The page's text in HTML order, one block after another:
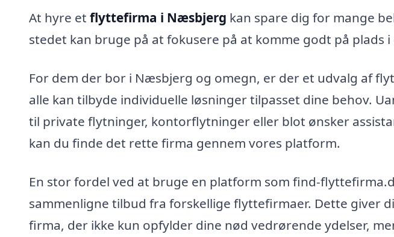
At hyre et flyttefirma i Næsbjerg kan spare dig for mange
stedet kan bruge på at fokusere på at komme godt på plads i
For dem der bor i Næsbjerg og omegn, er der et udvalg af
alle kan tilbyde individuelle løsninger tilpasset dine behov.
til private flytninger, kontorflytninger eller blot ønsker
kan du finde det rette firma gennem vores platform.
En stor fordel ved at bruge en platform som find-
sammenligne tilbud fra forskellige flyttefirmaer. Dette giver
firma, der ikke kun opfylder dine nød vedrørende ydelser,